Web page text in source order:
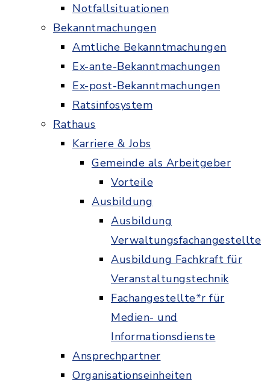
Notfallsituationen
Bekanntmachungen
Amtliche Bekanntmachungen
Ex-ante-Bekanntmachungen
Ex-post-Bekanntmachungen
Ratsinfosystem
Rathaus
Karriere & Jobs
Gemeinde als Arbeitgeber
Vorteile
Ausbildung
Ausbildung
Verwaltungsfachangestellte
Ausbildung Fachkraft für
Veranstaltungstechnik
Fachangestellte*r für
Medien- und
Informationsdienste
Ansprechpartner
Organisationseinheiten